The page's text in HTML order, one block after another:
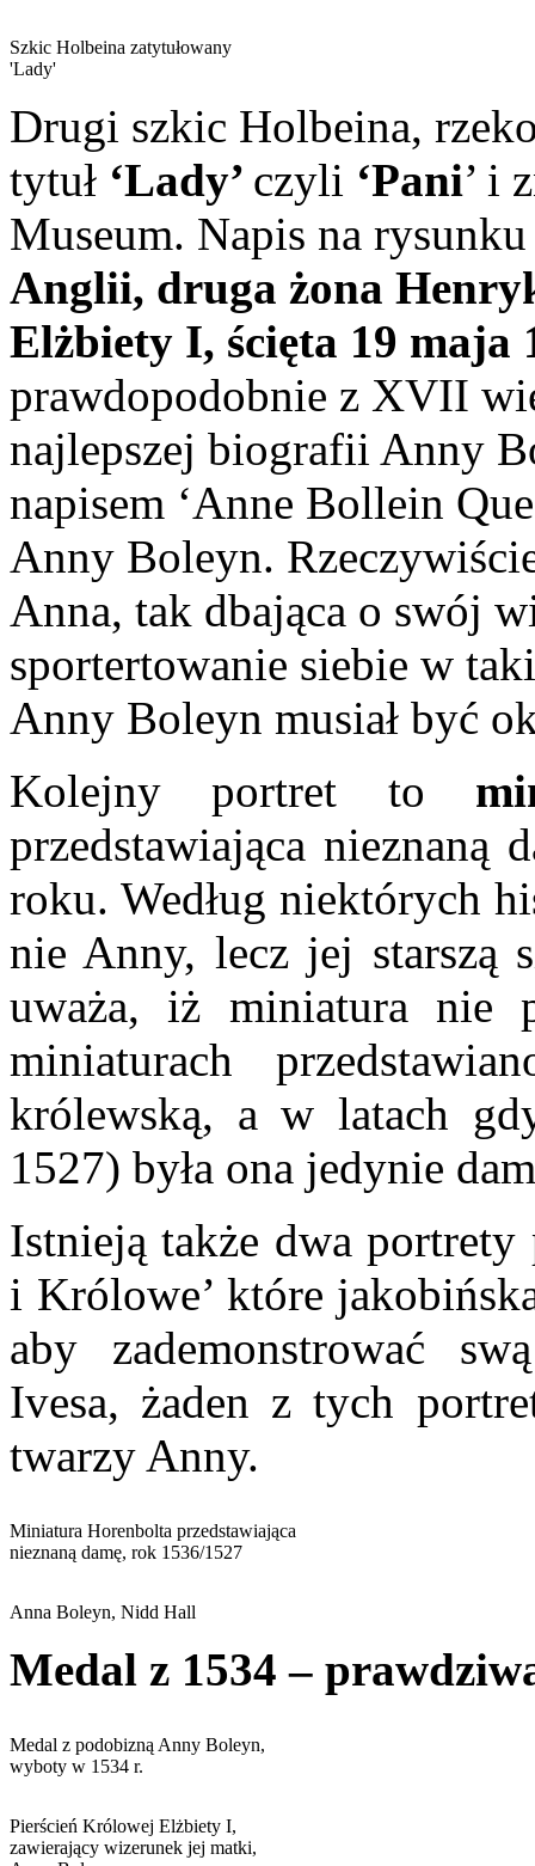
Szkic Holbeina zatytułowany
'Lady'
Drugi szkic Holbeina,
tytuł ‘Lady’ czyli ‘Pani’ i
Museum. Napis na rysunku
Anglii, druga żona
Elżbiety I, ścięta 19 maja
prawdopodobnie z XVII
najlepszej biografii Anny
napisem ‘Anne Bollein
Anny Boleyn.
Anna, tak dbająca o swój
sportertowanie siebie w
Anny Boleyn musiał być
Kolejny portret to
przedstawiająca nieznaną
roku. Według niektórych
nie Anny, lecz jej starszą
uważa, iż miniatura nie
miniaturach
królewską, a w latach
1527) była ona jedynie
Istnieją także dwa
i Królowe’ które
aby zademonstrować
Ivesa, żaden z tych
twarzy Anny.
Miniatura Horenbolta przedstawiająca
nieznaną damę, rok 1536/1527
Anna Boleyn, Nidd Hall
Medal z 1534 –
Medal z podobizną Anny Boleyn,
wyboty w 1534 r.
Pierścień Królowej Elżbiety I,
zawierający wizerunek jej matki,